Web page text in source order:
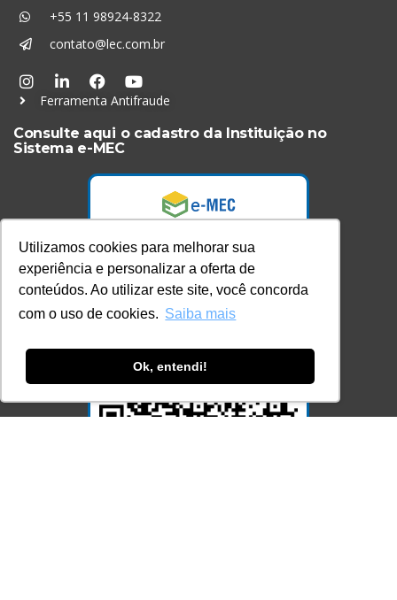
Utilizamos cookies para melhorar sua
experiência e personalizar a oferta de
conteúdos. Ao utilizar este site, você concorda
com o uso de cookies. Saiba mais
Ok, entendi!
+55 11 98924-8322
contato@lec.com.br
Ferramenta Antifraude
Consulte aqui o cadastro da Instituição no
Sistema e-MEC